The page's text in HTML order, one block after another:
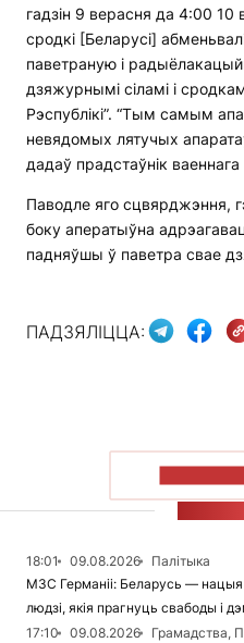
гадзін 9 верасня да 4:00 10
сродкі [Беларусі]
паветраную і
дзяжурнымі сіламі і
Рэспублікі”. “Тым самым
невядомых лятучых
дадаў прадстаўнік
Паводле яго сцвярджэння,
боку аператыўна
падняўшы ў паветра свае
ПАДЗЯЛІЦЦА:
18:01 09.08.2026
Палітыка
МЗС Германіі: Беларусь —
людзі, якія прагнуць свабоды і
17:10
09.08.2026 Грамадства,